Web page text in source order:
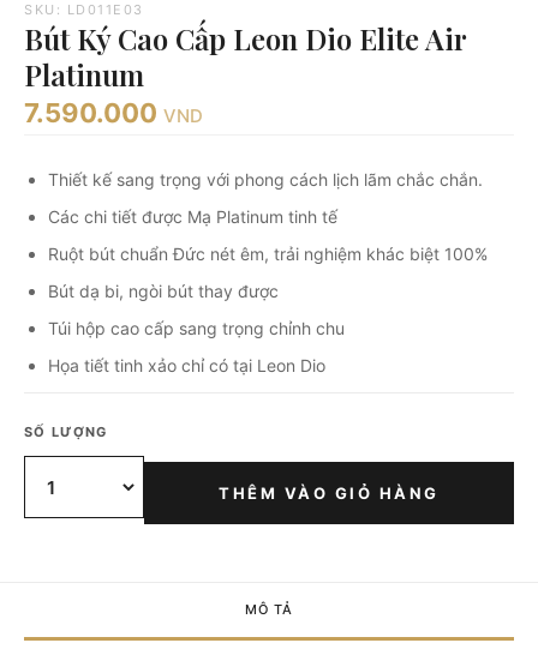
SKU: LD011E03
Bút Ký Cao Cấp Leon Dio Elite Air
Platinum
7.590.000 VND
Thiết kế sang trọng với phong cách lịch lãm chắc chắn.
Các chi tiết được Mạ Platinum tinh tế
Ruột bút chuẩn Đức nét êm, trải nghiệm khác biệt 100%
Bút dạ bi, ngòi bút thay được
Túi hộp cao cấp sang trọng chỉnh chu
Họa tiết tinh xảo chỉ có tại Leon Dio
SỐ LƯỢNG
THÊM VÀO GIỎ HÀNG
MÔ TẢ